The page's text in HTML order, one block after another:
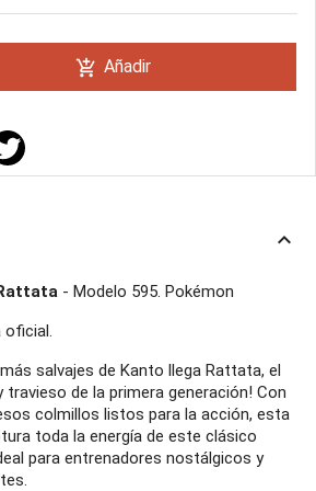
add_shopping_cart Añadir
keyboard_arrow_up
- Modelo 595. Pokémon
oficial.
salvajes de Kanto llega Rattata, el
de la primera generación! Con
colmillos listos para la acción, esta
toda la energía de este clásico
para entrenadores nostálgicos y